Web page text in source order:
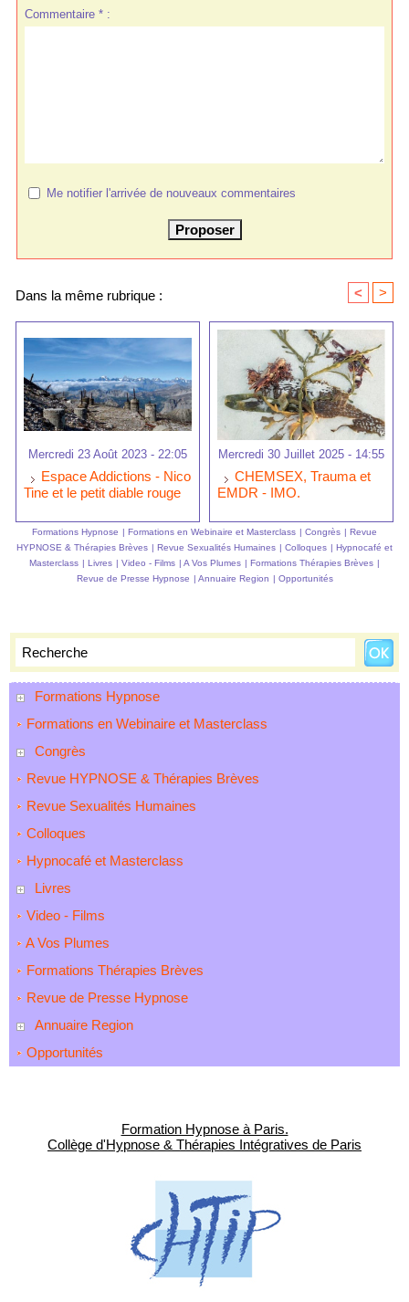
Formations Hypnose
Formations en Webinaire et Masterclass
Congrès
Revue HYPNOSE & Thérapies Brèves
Revue Sexualités Humaines
Colloques
Hypnocafé et Masterclass
Livres
Video - Films
A Vos Plumes
Formations Thérapies Brèves
Revue de Presse Hypnose
Annuaire Region
Opportunités
Formation Hypnose à Paris.
Collège d'Hypnose & Thérapies Intégratives de Paris
Commentaire * :
Me notifier l'arrivée de nouveaux commentaires
Dans la même rubrique : < >
Mercredi 23 Août 2023 - 22:05
Espace Addictions - Nico
Tine et le petit diable rouge
Mercredi 30 Juillet 2025 - 14:55
CHEMSEX, Trauma et
EMDR - IMO.
Formations Hypnose | Formations en Webinaire et Masterclass | Congrès | Revue
HYPNOSE & Thérapies Brèves | Revue Sexualités Humaines | Colloques | Hypnocafé et
Masterclass | Livres | Video - Films | A Vos Plumes | Formations Thérapies Brèves |
Revue de Presse Hypnose | Annuaire Region | Opportunités